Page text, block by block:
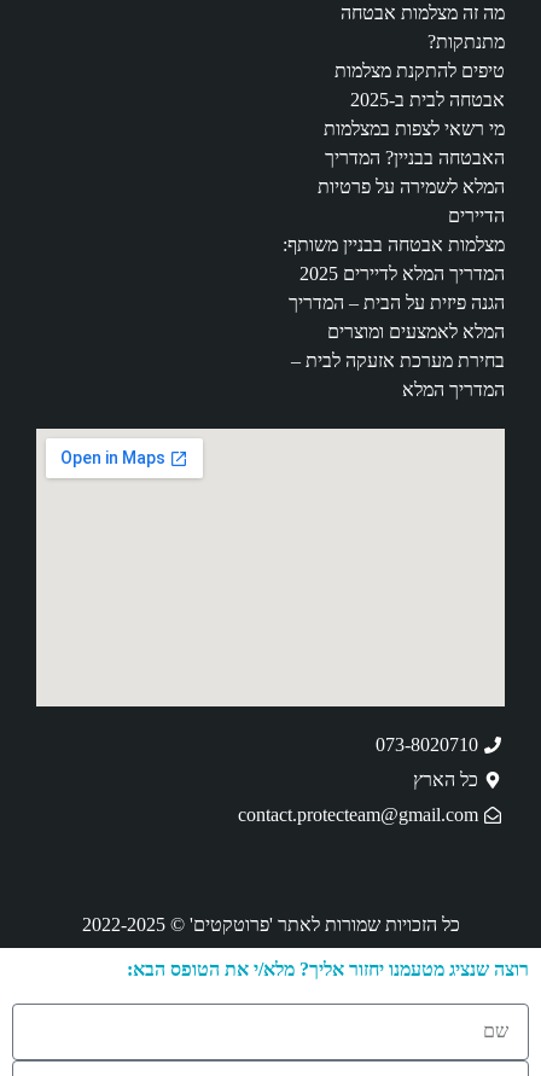
מה זה מצלמות אבטחה
מתנתקות?
טיפים להתקנת מצלמות
אבטחה לבית ב-2025
מי רשאי לצפות במצלמות
האבטחה בבניין? המדריך
המלא לשמירה על פרטיות
הדיירים
מצלמות אבטחה בבניין משותף:
המדריך המלא לדיירים 2025
הגנה פיזית על הבית – המדריך
המלא לאמצעים ומוצרים
בחירת מערכת אזעקה לבית –
המדריך המלא
073-8020710
כל הארץ
contact.protecteam@gmail.com
כל הזכויות שמורות לאתר 'פרוטקטים' © 2022-2025
רוצה שנציג מטעמנו יחזור אליך? מלא/י את הטופס הבא: